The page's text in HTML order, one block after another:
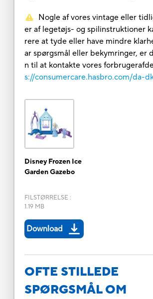
Nogle af vores vintage eller
er af legetøjs- og spilinstruktioner
rere at tyde eller have mindre
ar spørgsmål eller bekymringer, er
n til at kontakte vores
s://consumercare.hasbro.com/da-
Disney Frozen Ice
Garden Gazebo
FILSTØRRELSE :
1.19 MB
Download
OFTE STILLEDE
SPØRGSMÅL OM